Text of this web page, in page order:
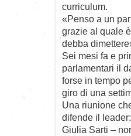
curriculum.
«Penso a un
grazie al quale
debba
Sei mesi fa e
parlamentari il
forse in tempo
giro di una
Una riunione
difende il
Giulia Sarti –